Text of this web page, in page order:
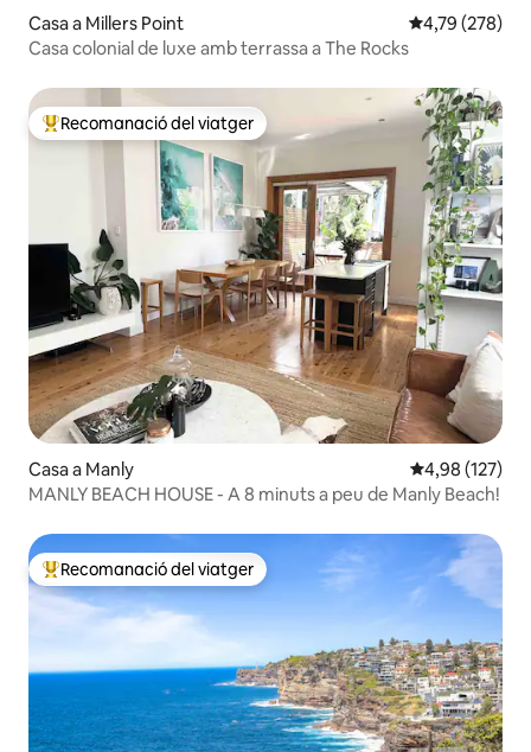
Casa a Millers Point 4,79 de
4,79 (278)
Casa colonial de luxe amb terrassa a The Rocks
Principals recomanacions dels viatgers
Recomanació del viatger
Casa a Manly 4,98 de
4,98 (127)
MANLY BEACH HOUSE - A 8 minuts a peu de Manly Beach!
Principals recomanacions dels viatgers
Recomanació del viatger